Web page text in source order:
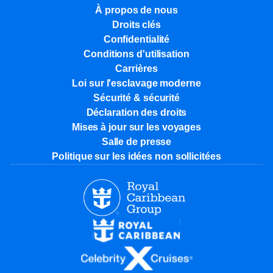
À propos de nous
Droits clés
Confidentialité
Conditions d'utilisation
Carrières
Loi sur l'esclavage moderne
Sécurité & sécurité
Déclaration des droits
Mises à jour sur les voyages
Salle de presse
Politique sur les idées non sollicitées